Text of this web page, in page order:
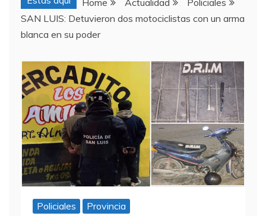
Home Actualidad
Policiales
SAN LUIS: Detuvieron dos motociclistas con un arma
blanca en su poder
Policiales Provincia